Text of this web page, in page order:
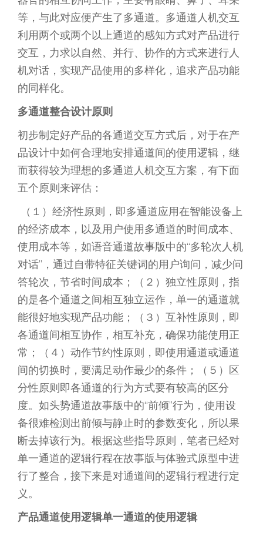
等，与此对应便产生了多通道。多通道人机交互
利用两个或两个以上通道的感知方式对产品进行
交互，力求以自然、并行、协作的方式来进行人
机对话，实现产品使用的多样化，追求产品功能
的同样化。
多通道整合设计原则
初步制定好产品的各通道交互方式后，对于在产
品设计中如何合理地安排通道间的使用逻辑，继
而获得较为理想的多通道人机交互方案，有下面
五个原则来评估：
（１）经济性原则，即多通道应用在智能设备上
的经济成本，以及用户使用多通道的时间成本、
使用成本等，如语音通道故事版中的“多轮次人机
对话”，通过自带特征关键词的用户询问，减少问
答轮次，节省时间成本；（２）独立性原则，指
的是各个通道之间相互独立运作，单一的通道就
能很好地实现产品功能；（３）互补性原则，即
各通道间相互协作，相互补充，确保功能使用正
常；（４）动作节约性原则，即使用通道或通道
间的切换时，要满足动作最少的条件；（５）区
分性原则即各通道的行为方式要有较高的区分
度。如头势通道故事版中的“前倾”行为，使用设
备很难检测出前倾与静止时的参数变化，所以果
断去掉该行为。根据这些指导原则，笔者已经对
单一通道的逻辑行程在故事版与体验式原型中进
行了整合，接下来是对通道间的逻辑行程进行定
义。
产品通道使用逻辑单一通道的使用逻辑